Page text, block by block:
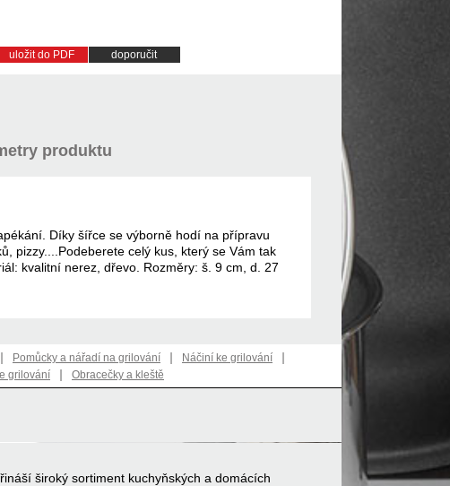
uložit do PDF doporučit
produktu
Díky šířce se výborně hodí na přípravu
pizzy....Podeberete celý kus, který se Vám tak
kvalitní nerez, dřevo. Rozměry: š. 9 cm, d. 27
| Pomůcky a nářadí na grilování | Náčiní ke grilování |
grilování | Obracečky a kleště
široký sortiment kuchyňských a domácích